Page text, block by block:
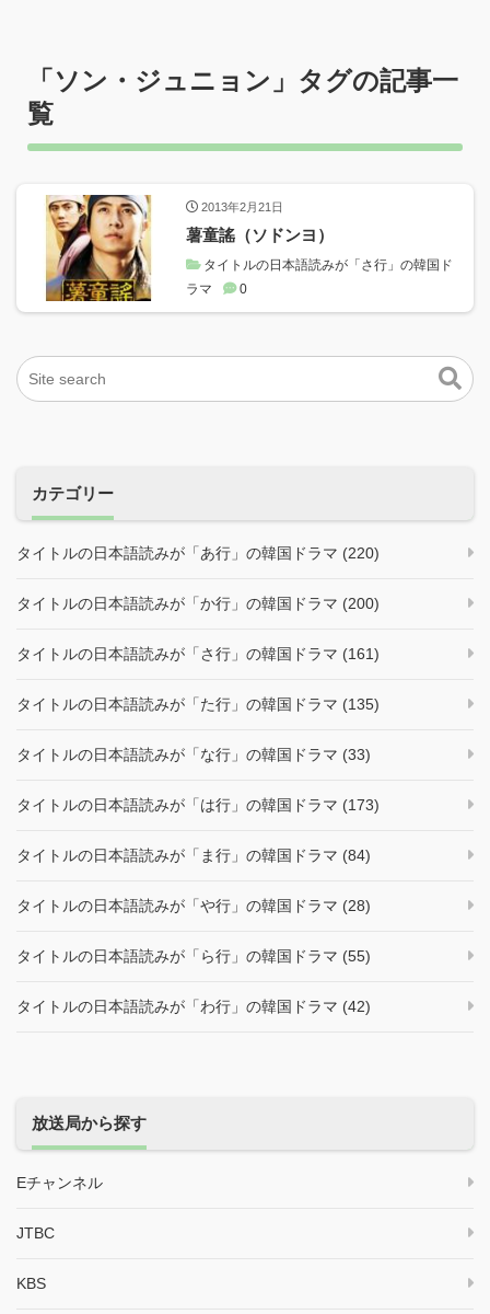
「ソン・ジュニョン 」タグの記事一
覧
2013年2月21日
薯童謠（ソドンヨ）
タイトルの日本語読みが「さ行」の韓国ド
ラマ
0
カテゴリー
タイトルの日本語読みが「あ行」の韓国ドラマ (220)
タイトルの日本語読みが「か行」の韓国ドラマ (200)
タイトルの日本語読みが「さ行」の韓国ドラマ (161)
タイトルの日本語読みが「た行」の韓国ドラマ (135)
タイトルの日本語読みが「な行」の韓国ドラマ (33)
タイトルの日本語読みが「は行」の韓国ドラマ (173)
タイトルの日本語読みが「ま行」の韓国ドラマ (84)
タイトルの日本語読みが「や行」の韓国ドラマ (28)
タイトルの日本語読みが「ら行」の韓国ドラマ (55)
タイトルの日本語読みが「わ行」の韓国ドラマ (42)
放送局から探す
Eチャンネル
JTBC
KBS